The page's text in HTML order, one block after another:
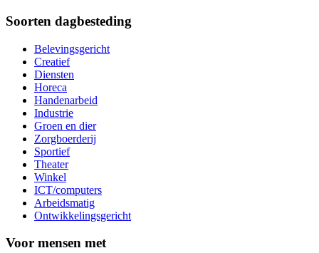
Soorten dagbesteding
Belevingsgericht
Creatief
Diensten
Horeca
Handenarbeid
Industrie
Groen en dier
Zorgboerderij
Sportief
Theater
Winkel
ICT/computers
Arbeidsmatig
Ontwikkelingsgericht
Voor mensen met